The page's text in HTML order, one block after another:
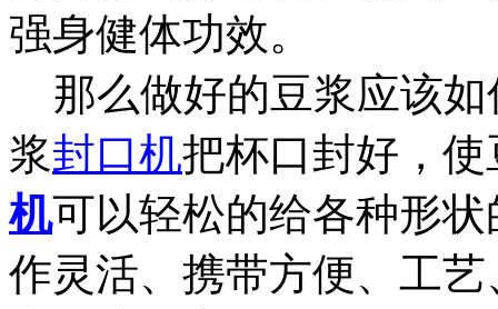
强身健体功效。
那么做好的豆浆应该如
浆封口机把杯口封好，
机可以轻松的给各种形
作灵活、携带方便、工